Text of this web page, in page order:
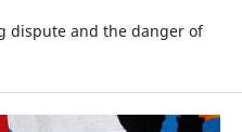
dispute and the danger of